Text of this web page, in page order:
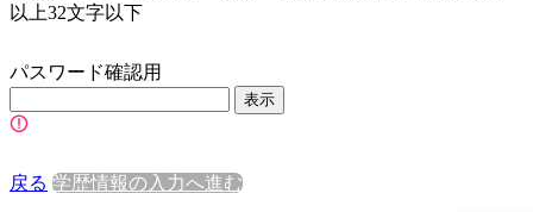
以上32文字以下
パスワード確認用
表示
戻る 学歴情報の入力へ進む